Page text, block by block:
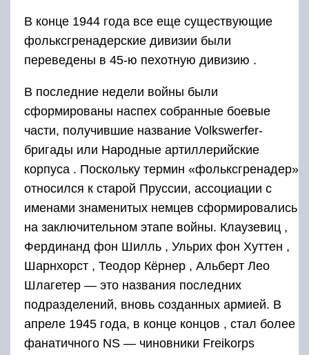
В конце 1944 года все еще существующие
фольксгренадерские дивизии были
переведены в 45-ю пехотную дивизию .
В последние недели войны были
сформированы наспех собранные боевые
части, получившие название Volkswerfer-
бригады или Народные артиллерийские
корпуса . Поскольку термин «фольксгренадер»
относился к старой Пруссии, ассоциации с
именами знаменитых немцев сформировались
на заключительном этапе войны. Клаузевиц ,
Фердинанд фон Шилль , Ульрих фон Хуттен ,
Шарнхорст , Теодор Кёрнер , Альберт Лео
Шлагетер — это названия последних
подразделений, вновь созданных армией. В
апреле 1945 года, в конце концов , стал более
фанатичного NS — чиновники Freikorps